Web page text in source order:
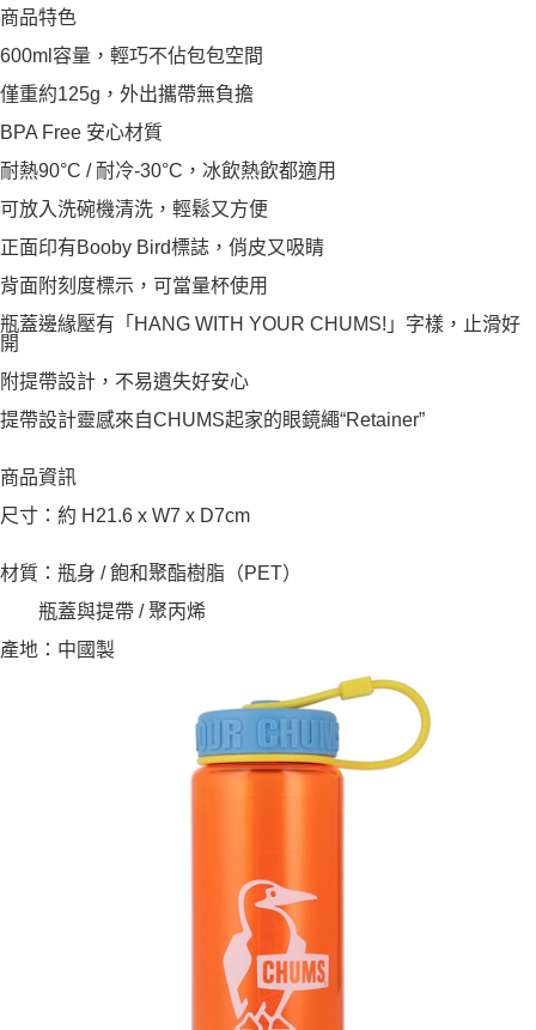
商品特色
600ml容量，輕巧不佔包包空間
僅重約125g，外出攜帶無負擔
BPA Free 安心材質
耐熱90°C / 耐冷-30°C，冰飲熱飲都適用
可放入洗碗機清洗，輕鬆又方便
正面印有Booby Bird標誌，俏皮又吸睛
背面附刻度標示，可當量杯使用
瓶蓋邊緣壓有「HANG WITH YOUR CHUMS!」字樣，止滑好
開
附提帶設計，不易遺失好安心
提帶設計靈感來自CHUMS起家的眼鏡繩“Retainer”
商品資訊
尺寸：約 H21.6 x W7 x D7cm
材質：瓶身 / 飽和聚酯樹脂（PET）
瓶蓋與提帶 / 聚丙烯
產地：中國製